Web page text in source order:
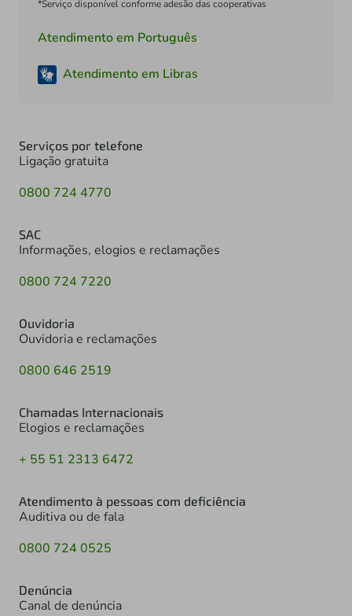
*Serviço disponível conforme adesão das cooperativas
Atendimento em Português
Atendimento em Libras
Serviços por telefone
Ligação gratuita
0800 724 4770
SAC
Informações, elogios e reclamações
0800 724 7220
Ouvidoria
Ouvidoria e reclamações
0800 646 2519
Chamadas Internacionais
Elogios e reclamações
+ 55 51 2313 6472
Atendimento à pessoas com deficiência
Auditiva ou de fala
0800 724 0525
Denúncia
Canal de denúncia